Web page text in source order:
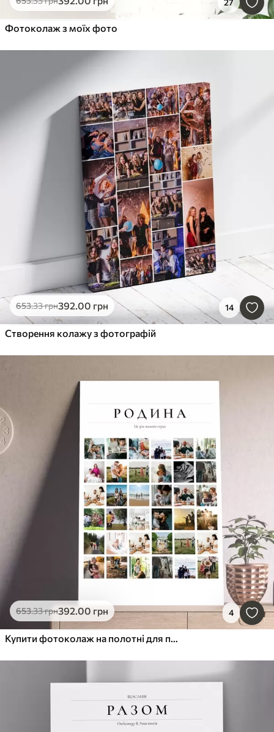
27
Фотоколаж з моїх фото
653.33грн392.00 грн 14
Створення колажу з фотографій
653.33грн392.00 грн 4
Купити фотоколаж на полотні для подарунка